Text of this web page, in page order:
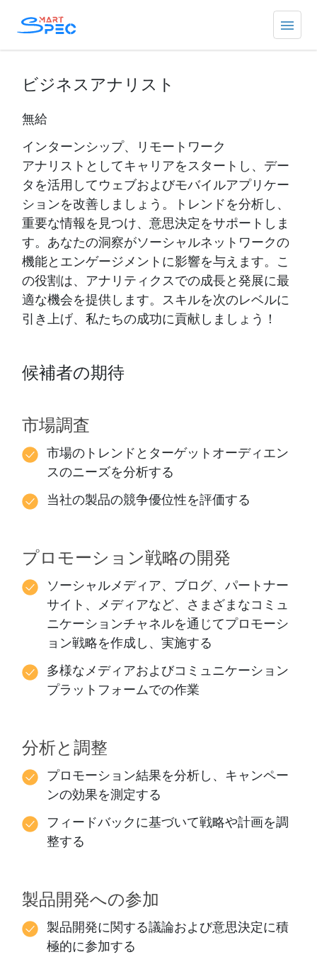
ビジネスアナリスト
無給
インターンシップ、リモートワーク
アナリストとしてキャリアをスタートし、デー
タを活用してウェブおよびモバイルアプリケー
ションを改善しましょう。トレンドを分析し、
重要な情報を見つけ、意思決定をサポートしま
す。あなたの洞察がソーシャルネットワークの
機能とエンゲージメントに影響を与えます。こ
の役割は、アナリティクスでの成長と発展に最
適な機会を提供します。スキルを次のレベルに
引き上げ、私たちの成功に貢献しましょう！
候補者の期待
市場調査
市場のトレンドとターゲットオーディエン
スのニーズを分析する
当社の製品の競争優位性を評価する
プロモーション戦略の開発
ソーシャルメディア、ブログ、パートナー
サイト、メディアなど、さまざまなコミュ
ニケーションチャネルを通じてプロモーシ
ョン戦略を作成し、実施する
多様なメディアおよびコミュニケーション
プラットフォームでの作業
分析と調整
プロモーション結果を分析し、キャンペー
ンの効果を測定する
フィードバックに基づいて戦略や計画を調
整する
製品開発への参加
製品開発に関する議論および意思決定に積
極的に参加する